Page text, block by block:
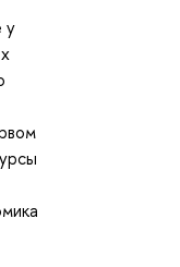
у